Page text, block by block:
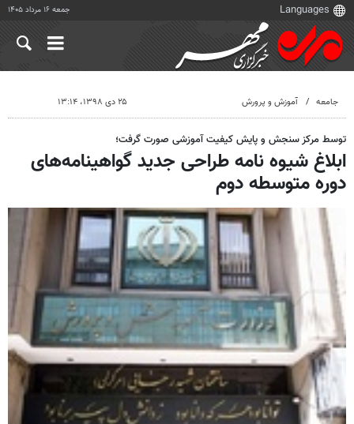
جمعه ۱۶ مرداد ۱۴۰۵
جامعه آموزش و پرورش ۲۵ دی ۱۳۹۸، ۱۳:۱۴
توسط مرکز سنجش و پایش کیفیت آموزشی صورت گرفت؛
ابلاغ شیوه نامه طراحی جدید گواهینامه‌های
دوره متوسطه دوم